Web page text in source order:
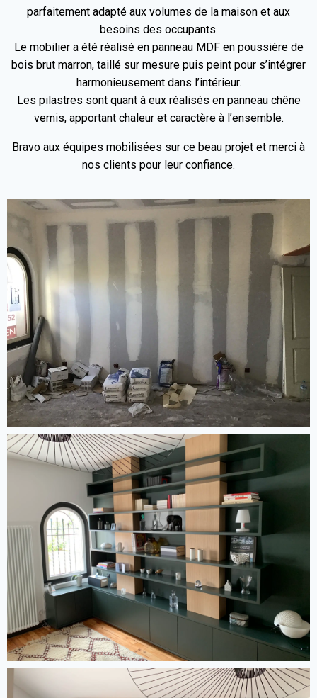
parfaitement adapté aux volumes de la maison et aux
besoins des occupants.
Le mobilier a été réalisé en panneau MDF en poussière de
bois brut marron, taillé sur mesure puis peint pour s’intégrer
harmonieusement dans l’intérieur.
Les pilastres sont quant à eux réalisés en panneau chêne
vernis, apportant chaleur et caractère à l’ensemble.
Bravo aux équipes mobilisées sur ce beau projet et merci à
nos clients pour leur confiance.